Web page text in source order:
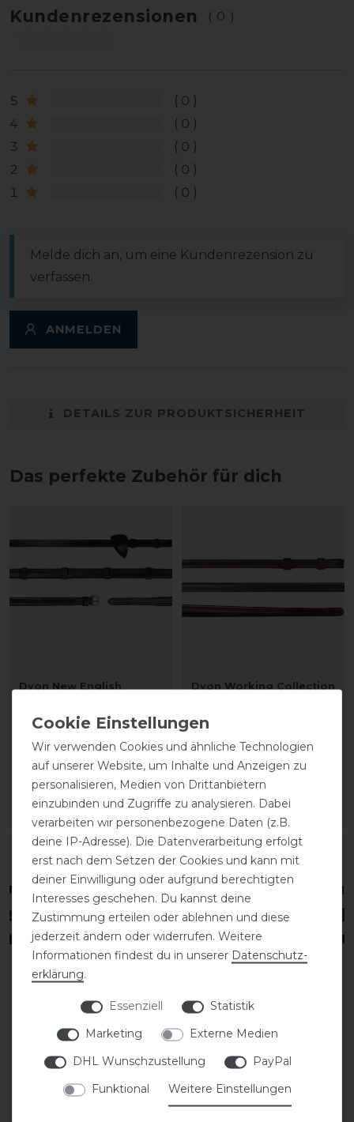
Kundenrezensionen (0)
5
0
4
0
3
0
2
0
1
0
Melde dich an, um eine Kundenrezension zu
verfassen.
ANMELDEN
DETAILS ZUR PRODUKTSICHERHEIT
Das perfekte Zubehör für dich
Dyon New English
Gummizügel
109,99 € *
Dyon Working Collection
Glattleder
54,99 € *
Kandarenzügel
Glattleder mit 7
Lederstegen
weiche Gummizügel
Wir verwenden Cookies und ähnliche Technologien
auf unserer Website, um Inhalte und Anzeigen zu
personalisieren, Medien von Drittanbietern
einzubinden und Zugriffe zu analysieren. Dabei
verarbeiten wir personenbezogene Daten (z.B.
deine IP-Adresse). Die Datenverarbeitung erfolgt
erst nach dem Setzen der Cookies und kann mit
deiner Einwilligung oder aufgrund berechtigten
Interesses geschehen. Du kannst deine
Zustimmung erteilen oder ablehnen und diese
jederzeit ändern oder widerrufen. Weitere
Informationen findest du in unserer Daten­schutz­
erklärung.
Essenziell
Statistik
Marketing
Externe Medien
DHL Wunschzustellung
PayPal
Funktional
Weitere Einstellungen